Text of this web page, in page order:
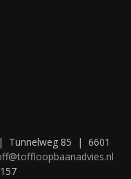
Tunnelweg 85 | 6601